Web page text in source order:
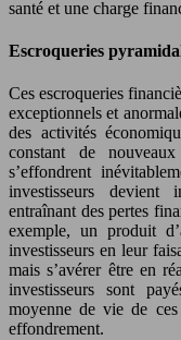
santé et une charge
Escroqueries
Ces escroqueries
exceptionnels et
des activités
constant de
s’effondrent
investisseurs devient
entraînant des pertes
exemple, un produit
investisseurs en leur
mais s’avérer être en
investisseurs sont
moyenne de vie de
effondrement.